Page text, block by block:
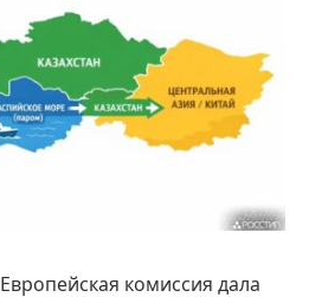
Европейская комиссия дала